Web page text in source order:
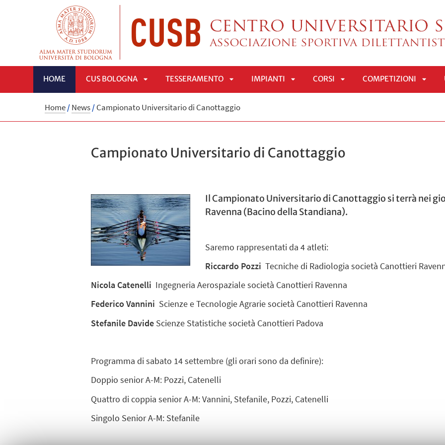
HOME CUS BOLOGNA
APRI
TESSERAMENTO
APRI
IMPIANTI CORSI COMPETIZIONI
Home/News/Campionato Universitario di Canottaggio
Campionato Universitario di Canottaggio
Il Campionato Universitario di Canottaggio si terrà nei
Ravenna (Bacino della Standiana).
Saremo rappresentati da 4 atleti:
Riccardo Pozzi Tecniche di Radiologia società Canottieri
Nicola Catenelli Ingegneria Aerospaziale società Canottieri Ravenna
Federico Vannini Scienze e Tecnologie Agrarie società Canottieri Ravenna
Stefanile Davide Scienze Statistiche società Canottieri Padova
Programma di sabato 14 settembre (gli orari sono da definire):
Doppio senior A-M: Pozzi, Catenelli
Quattro di coppia senior A-M: Vannini, Stefanile, Pozzi, Catenelli
Singolo Senior A-M: Stefanile